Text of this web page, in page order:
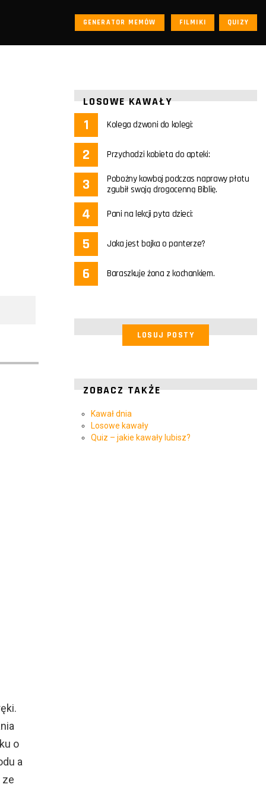
GENERATOR MEMÓW FILMIKI QUIZY
o
a
ze
LOSOWE KAWAŁY
Kolega dzwoni do kolegi:
Przychodzi kobieta do apteki:
Pobożny kowboj podczas naprawy płotu
zgubił swoją drogocenną Biblię.
Pani na lekcji pyta dzieci:
Jaka jest bajka o panterze?
Baraszkuje żona z kochankiem.
LOSUJ POSTY
ZOBACZ TAKŻE
Kawał dnia
Losowe kawały
Quiz – jakie kawały lubisz?